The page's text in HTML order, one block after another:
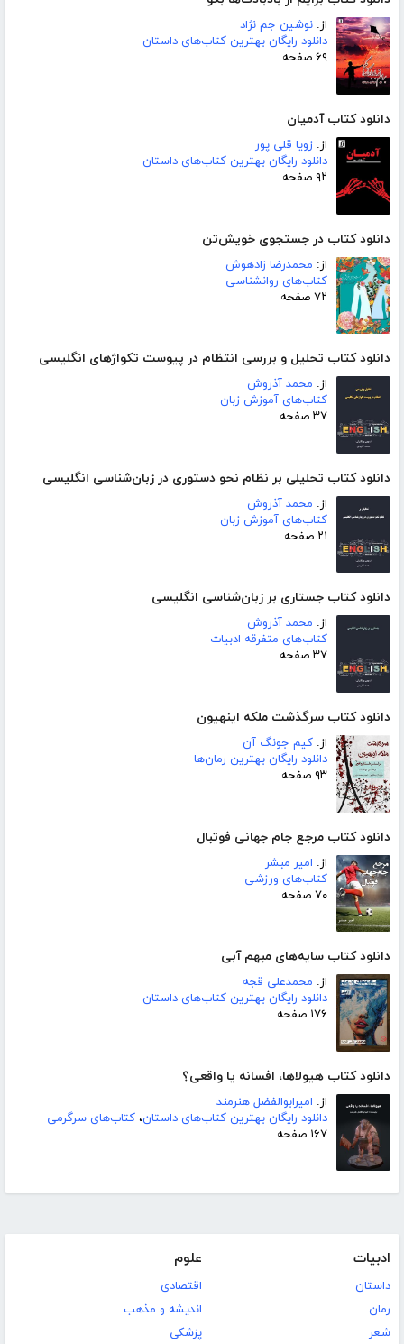
از: نوشین جم نژاد
دانلود رایگان بهترین کتاب‌های داستان
۶۹ صفحه
دانلود کتاب آدمیان
از: زویا قلی پور
دانلود رایگان بهترین کتاب‌های داستان
۹۲ صفحه
دانلود کتاب در جستجوی خویش‌تن
از: محمدرضا زادهوش
کتاب‌های روانشناسی
۷۲ صفحه
دانلود کتاب تحلیل و بررسی انتظام در پیوست تکواژهای انگلیسی
از: محمد آذروش
کتاب‌های آموزش زبان
۳۷ صفحه
دانلود کتاب تحلیلی بر نظام نحو دستوری در زبان‌شناسی انگلیسی
از: محمد آذروش
کتاب‌های آموزش زبان
۲۱ صفحه
دانلود کتاب جستاری بر زبان‌شناسی انگلیسی
از: محمد آذروش
کتاب‌های متفرقه ادبیات
۳۷ صفحه
دانلود کتاب سرگذشت ملکه اینهیون
از: کیم جونگ آن
دانلود رایگان بهترین رمان‌ها
۹۳ صفحه
دانلود کتاب مرجع جام جهانی فوتبال
از: امیر مبشر
کتاب‌های ورزشی
۷۰ صفحه
دانلود کتاب سایه‌های مبهم آبی
از: محمدعلی قجه
دانلود رایگان بهترین کتاب‌های داستان
۱۷۶ صفحه
دانلود کتاب هیولاها، افسانه یا واقعی؟
از: امیرابوالفضل هنرمند
دانلود رایگان بهترین کتاب‌های داستان، کتاب‌های سرگرمی
۱۶۷ صفحه
ادبیات
داستان
رمان
شعر
علوم
اقتصادی
اندیشه و مذهب
پزشکی